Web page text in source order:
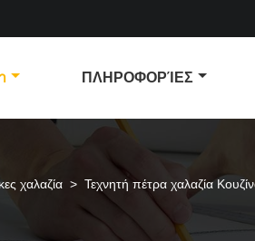
ΠΛΗΡΟΦΟΡΊΕΣ
χαλαζία > Τεχνητή πέτρα χαλαζία